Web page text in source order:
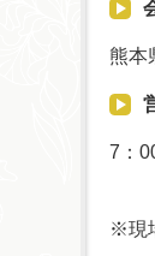
熊本
7：
※現